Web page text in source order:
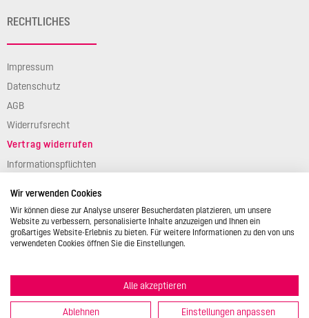
RECHTLICHES
Impressum
Datenschutz
AGB
Widerrufsrecht
Vertrag widerrufen
Informationspflichten
© 2026 STÄDTER GmbH • Am Kreuzweg 1 • 35469 Allendorf/Lumda •
Deutschland • info@backshop.staedter.de
Wir verwenden Cookies
Wir können diese zur Analyse unserer Besucherdaten platzieren, um unsere
Website zu verbessern, personalisierte Inhalte anzuzeigen und Ihnen ein
großartiges Website-Erlebnis zu bieten. Für weitere Informationen zu den von uns
verwendeten Cookies öffnen Sie die Einstellungen.
Alle akzeptieren
Ablehnen Einstellungen anpassen